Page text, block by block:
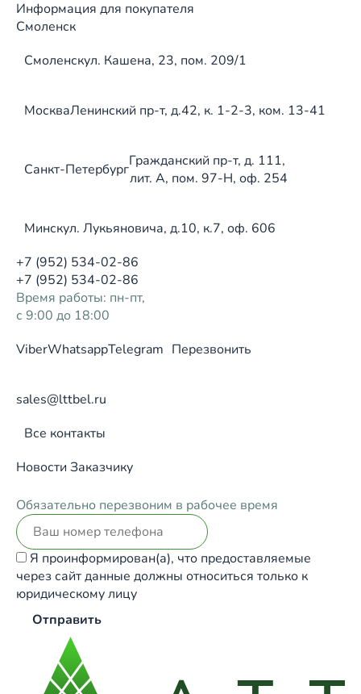
Информация для покупателя
Смоленск
Смоленскул. Кашена, 23, пом. 209/1
МоскваЛенинский пр-т, д.42, к. 1-2-3, ком. 13-41
Санкт-ПетербургГражданский пр-т, д. 111,
лит. А, пом. 97-Н, оф. 254
Минскул. Лукьяновича, д.10, к.7, оф. 606
+7 (952) 534-02-86
+7 (952) 534-02-86
Время работы: пн-пт,
с 9:00 до 18:00
ViberWhatsappTelegram Перезвонить
sales@lttbel.ru
Все контакты
Новости Заказчику
Обязательно перезвоним в рабочее время
Я проинформирован(а), что предоставляемые
через сайт данные должны относиться только к
юридическому лицу
Отправить